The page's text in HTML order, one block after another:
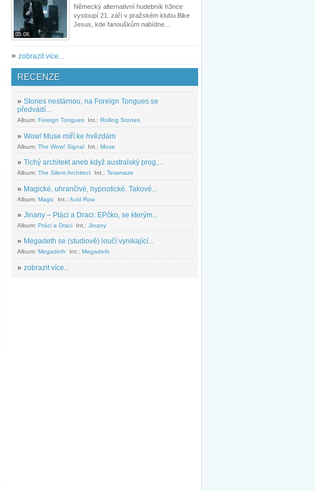
05.08.
Německý alternativní hudebník h3nce
vystoupí 21. září v pražském klubu Bike
Jesus, kde fanouškům nabídne...
» zobrazit více...
RECENZE
» Stones nestárnou, na Foreign Tongues se
předvádí...
Album: Foreign Tongues Int.: Rolling Stones
» Wow! Muse míří ke hvězdám
Album: The Wow! Signal Int.: Muse
» Tichý architekt aneb když australský prog,...
Album: The Silent Architect Int.: Teramaze
» Magické, uhrančivé, hypnotické. Takové...
Album: Magic Int.: Acid Row
» Jinany – Ptáci a Draci: EPčko, se kterým...
Album: Ptáci a Draci Int.: Jinany
» Megadeth se (studiově) loučí vynikající...
Album: Megadeth Int.: Megadeth
» zobrazit více...